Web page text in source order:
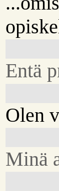
Entä
Olen
Minä